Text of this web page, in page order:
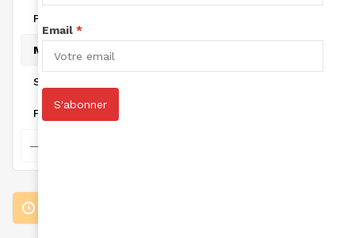
Personal
Mentions
Suivi
Favorites
Email *
S'abonner